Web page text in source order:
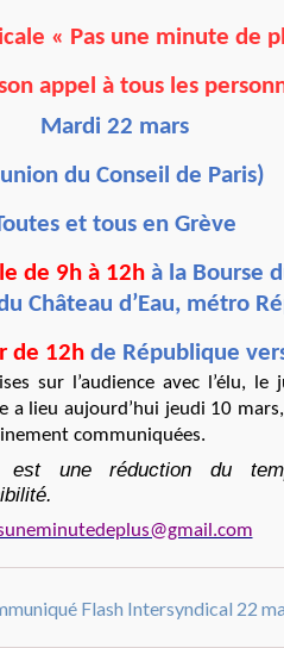
« Pas une minute de
appel à tous les
Mardi 22 mars
du Conseil de Paris)
et tous en Grève
de 9h à 12hà la Bourse
Château d’Eau, métro
de 12hde République
sur l’audience avec l’élu, le
a lieu aujourd’hui jeudi 10
communiquées.
est une réduction du
Flash Intersyndical 22